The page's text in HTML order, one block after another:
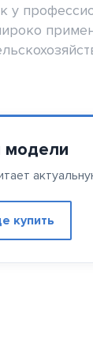
модели
купить